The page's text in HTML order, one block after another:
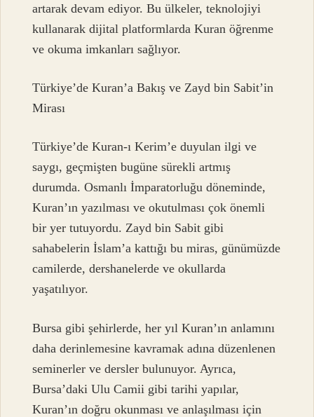
artarak devam ediyor. Bu ülkeler, teknolojiyi
kullanarak dijital platformlarda Kuran öğrenme
ve okuma imkanları sağlıyor.
Türkiye’de Kuran’a Bakış ve Zayd bin Sabit’in
Mirası
Türkiye’de Kuran-ı Kerim’e duyulan ilgi ve
saygı, geçmişten bugüne sürekli artmış
durumda. Osmanlı İmparatorluğu döneminde,
Kuran’ın yazılması ve okutulması çok önemli
bir yer tutuyordu. Zayd bin Sabit gibi
sahabelerin İslam’a kattığı bu miras, günümüzde
camilerde, dershanelerde ve okullarda
yaşatılıyor.
Bursa gibi şehirlerde, her yıl Kuran’ın anlamını
daha derinlemesine kavramak adına düzenlenen
seminerler ve dersler bulunuyor. Ayrıca,
Bursa’daki Ulu Camii gibi tarihi yapılar,
Kuran’ın doğru okunması ve anlaşılması için